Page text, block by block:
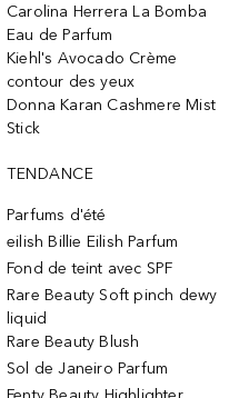
Carolina Herrera La Bomba
Eau de Parfum
Kiehl's Avocado Crème
contour des yeux
Donna Karan Cashmere Mist
Stick
TENDANCE
Parfums d'été
eilish Billie Eilish Parfum
Fond de teint avec SPF
Rare Beauty Soft pinch dewy
liquid
Rare Beauty Blush
Sol de Janeiro Parfum